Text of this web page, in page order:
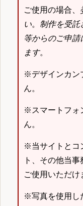
ご使用の場合、
い。 制作を受託
等からのご申
ます。
※デザインカン
ん。
※スマートフォ
ん。
※当サイトとコ
ト、その他当
ご使用いただけ
※写真を使用し